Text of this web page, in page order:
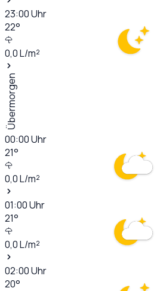
23:00Uhr
22°
0,0L/m²
Übermorgen
00:00Uhr
21°
0,0L/m²
01:00Uhr
21°
0,0L/m²
02:00Uhr
20°